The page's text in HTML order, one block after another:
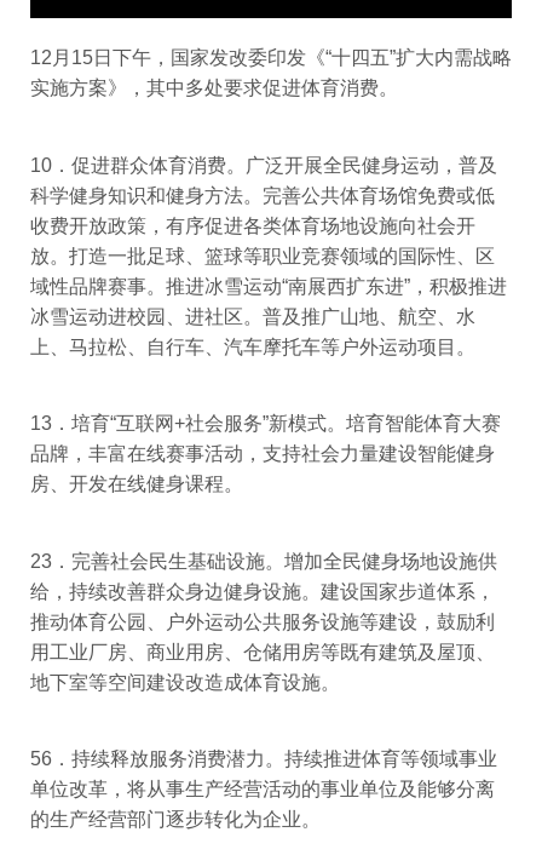
12月15日下午，国家发改委印发《“十四五”扩大内需战略
实施方案》，其中多处要求促进体育消费。
10．促进群众体育消费。广泛开展全民健身运动，普及
科学健身知识和健身方法。完善公共体育场馆免费或低
收费开放政策，有序促进各类体育场地设施向社会开
放。打造一批足球、篮球等职业竞赛领域的国际性、区
域性品牌赛事。推进冰雪运动“南展西扩东进”，积极推进
冰雪运动进校园、进社区。普及推广山地、航空、水
上、马拉松、自行车、汽车摩托车等户外运动项目。
13．培育“互联网+社会服务”新模式。培育智能体育大赛
品牌，丰富在线赛事活动，支持社会力量建设智能健身
房、开发在线健身课程。
23．完善社会民生基础设施。增加全民健身场地设施供
给，持续改善群众身边健身设施。建设国家步道体系，
推动体育公园、户外运动公共服务设施等建设，鼓励利
用工业厂房、商业用房、仓储用房等既有建筑及屋顶、
地下室等空间建设改造成体育设施。
56．持续释放服务消费潜力。持续推进体育等领域事业
单位改革，将从事生产经营活动的事业单位及能够分离
的生产经营部门逐步转化为企业。